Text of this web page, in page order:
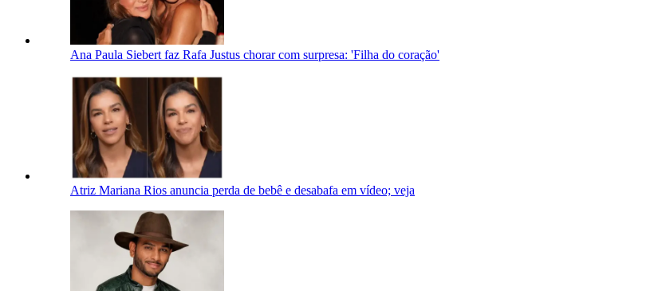
Ana Paula Siebert faz Rafa Justus chorar com surpresa: 'Filha do coração'
Atriz Mariana Rios anuncia perda de bebê e desabafa em vídeo; veja